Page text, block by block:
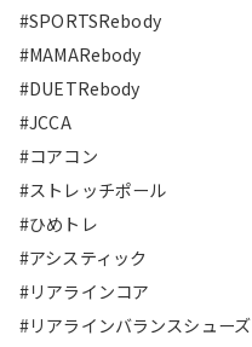
#SPORTSRebody
#MAMARebody
#DUETRebody
#JCCA
#コアコン
#ストレッチポール
#ひめトレ
#アシスティック
#リアラインコア
#リアラインバランスシューズ